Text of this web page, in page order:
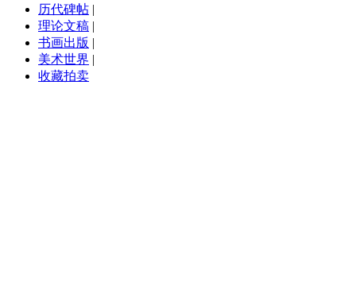
历代碑帖 |
理论文稿 |
书画出版 |
美术世界 |
收藏拍卖